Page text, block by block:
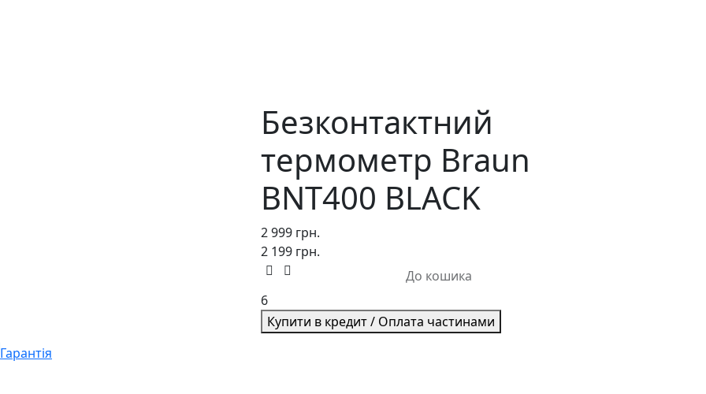
Безконтактний
термометр Braun
BNT400 BLACK
2 999 грн.
2 199 грн.
До кошика
6
Купити в кредит / Оплата частинами
Гарантія